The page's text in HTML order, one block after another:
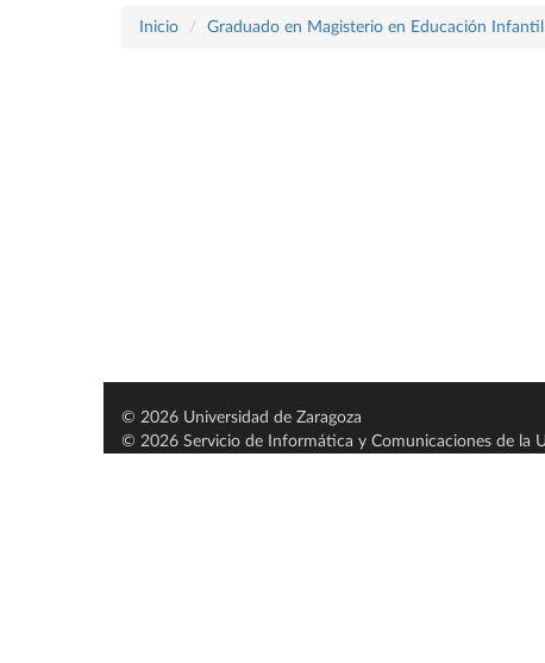
Inicio Graduado en Magisterio en Educación Infantil
© 2026 Universidad de Zaragoza
© 2026 Servicio de Informática y Comunicaciones de la